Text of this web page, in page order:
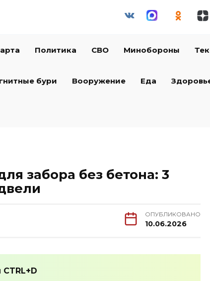
Политика СВО Минобороны
бури Вооружение Еда
забора без бетона: 3
ОПУБЛИКОВАНО
10.06.2026
CTRL+D